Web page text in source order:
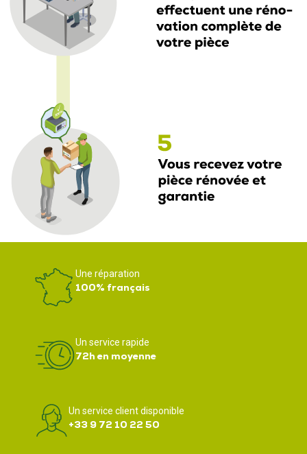
Une réparation
100% français
Un service rapide
72h en moyenne
Un service client disponible
+33 9 72 10 22 50